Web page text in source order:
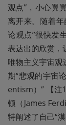
观点”，小心翼
离开来。随着
论观点”很快发
表达出的欣赏，
唯物主义宇宙观
期“悲观的宇宙
entism）” 【注
顿（James
特阐述了自己“